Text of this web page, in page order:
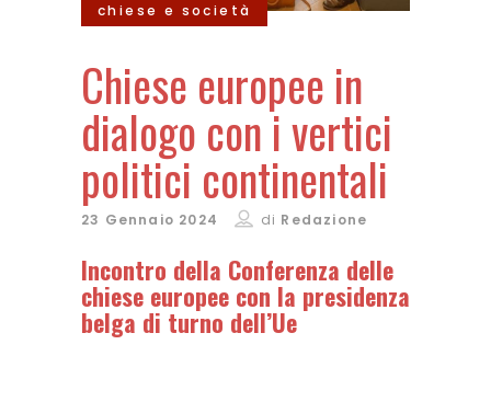
chiese e società
Chiese europee in
dialogo con i vertici
politici continentali
23 Gennaio 2024 di Redazione
Incontro della Conferenza delle
chiese europee con la presidenza
belga di turno dell’Ue